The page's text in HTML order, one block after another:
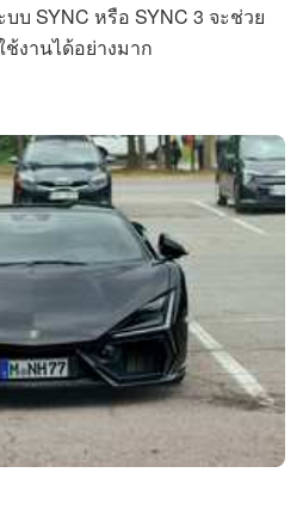
บบ SYNC หรือ SYNC 3 จะช่วย
งานได้อย่างมาก